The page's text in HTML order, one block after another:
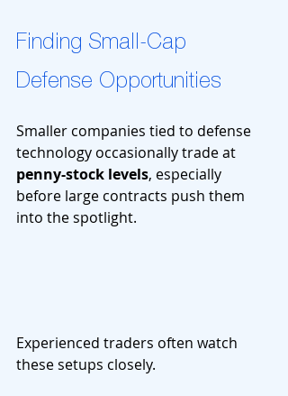
Finding Small-Cap
Defense Opportunities
Smaller companies tied to defense
technology occasionally trade at
penny-stock levels, especially
before large contracts push them
into the spotlight.
Experienced traders often watch
these setups closely.